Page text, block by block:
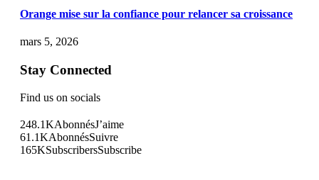
Orange mise sur la confiance pour relancer sa croissance
mars 5, 2026
Stay Connected
Find us on socials
248.1KAbonnésJ’aime
61.1KAbonnésSuivre
165KSubscribersSubscribe